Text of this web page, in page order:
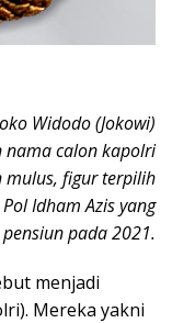
Widodo (Jokowi)
nama calon kapolri
mulus, figur terpilih
Idham Azis yang
pada 2021.
menjadi
Mereka yakni